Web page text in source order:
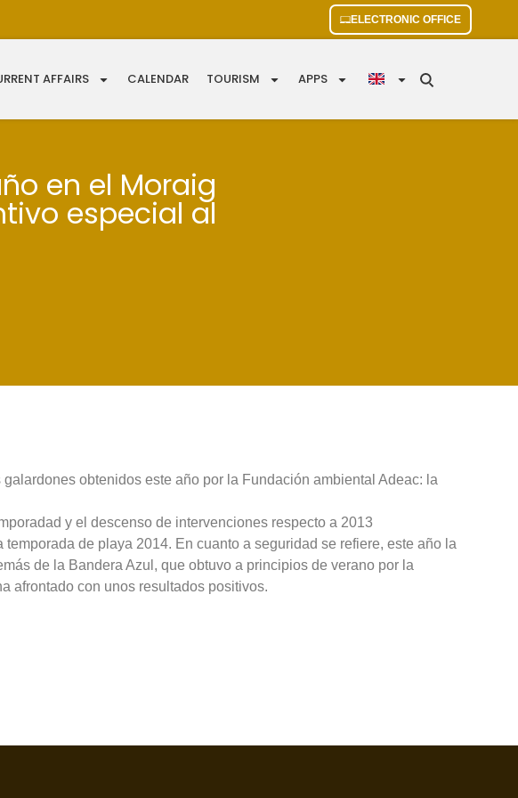
ELECTRONIC OFFICE
AFFAIRS CALENDAR TOURISM APPS
en el Moraig
especial al
obtenidos este año por la Fundación ambiental Adeac: la
y el descenso de intervenciones respecto a 2013
de playa 2014. En cuanto a seguridad se refiere, este año la
de la Bandera Azul, que obtuvo a principios de verano por la
afrontado con unos resultados positivos.